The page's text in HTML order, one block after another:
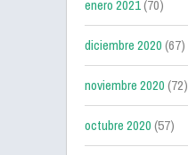
enero 2021(70)
diciembre 2020(67)
noviembre 2020(72)
octubre 2020(57)